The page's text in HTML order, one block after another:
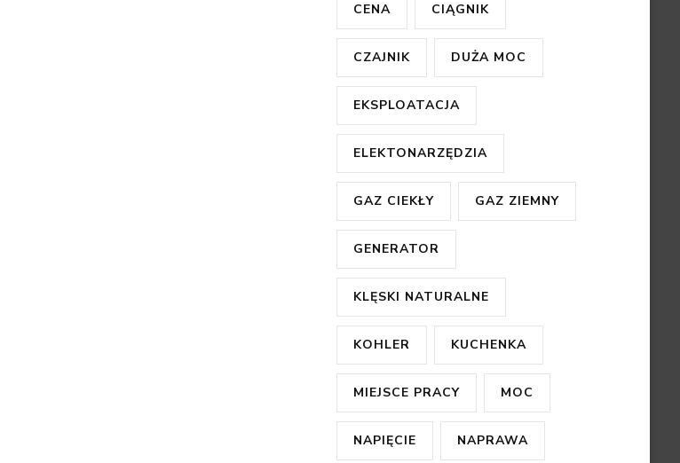
CENA CIĄGNIK
CZAJNIK DUŻA MOC
EKSPLOATACJA
ELEKTONARZĘDZIA
GAZ CIEKŁY GAZ ZIEMNY
GENERATOR
KLĘSKI NATURALNE
KOHLER KUCHENKA
MIEJSCE PRACY MOC
NAPIĘCIE NAPRAWA